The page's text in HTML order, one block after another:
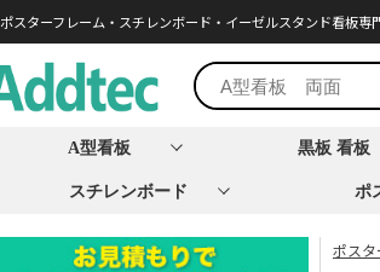
ポスターフレーム・スチレンボード・イーゼルスタンド看板専
A型看板 黒板 看板
スチレンボード ポ
ポス